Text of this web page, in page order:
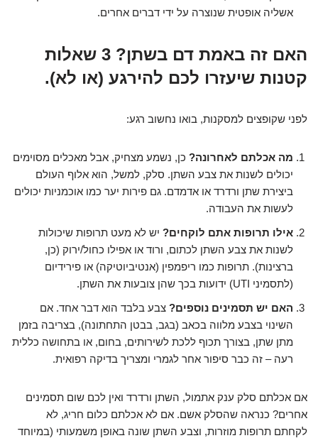
אשליה אופטית שנוצרה על ידי דברים אחרים.
האם זה באמת דם בשתן? 3 שאלות
קטנות שיעזרו לכם להירגע (או לא).
לפני שקופצים למסקנות, בואו נחשוב רגע:
מה אכלתם לאחרונה? כן, נשמע מצחיק, אבל מאכלים מסוימים
יכולים לשנות את צבע השתן. סלק, למשל, הוא אלוף העולם
ביצירת שתן ורדרד או אדמדם. גם פירות יער כמו אוכמניות יכולים
לעשות את העבודה.
אילו תרופות אתם לוקחים? יש לא מעט תרופות שיכולות
לשנות את צבע השתן לכתום, ורוד או אפילו כחול/ירוק (כן,
ברצינות). תרופות כמו ריפמפין (אנטיביוטיקה) או פירידיום
(לתסמיני UTI) ידועות בכך שהן צובעות את השתן.
האם יש תסמינים נוספים? צבע בלבד הוא דבר אחד. אם
השינוי בצבע מלווה בכאב (בגב, בבטן התחתונה), בצריבה בזמן
מתן שתן, בצורך תכוף ללכת לשירותים, בחום, או בתחושה כללית
רעה – זה כבר סיפור אחר לגמרי ומצריך בדיקה רפואית.
אם אכלתם סלק ענק אתמול, השתן ורדרד ואין לכם שום תסמינים
אחרים? כנראה שהסלק אשם. אם לא אכלתם כלום חריג, לא
לקחתם תרופות מוזרות, וצבע השתן שונה באופן משמעותי (במיוחד